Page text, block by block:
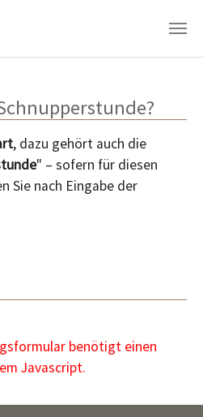
, dazu gehört auch die
" – sofern für diesen
Sie nach Eingabe der
benötigt einen
Javascript.